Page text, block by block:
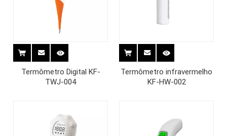
Termômetro Digital KF-
TWJ-004
Termômetro infravermelho
KF-HW-002